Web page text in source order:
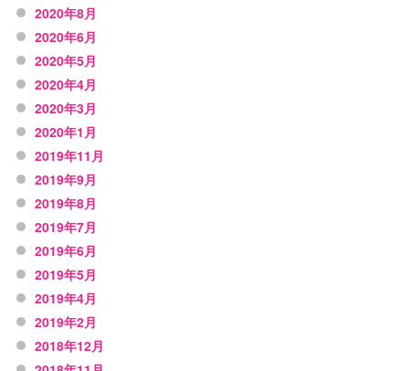
2020年8月
2020年6月
2020年5月
2020年4月
2020年3月
2020年1月
2019年11月
2019年9月
2019年8月
2019年7月
2019年6月
2019年5月
2019年4月
2019年2月
2018年12月